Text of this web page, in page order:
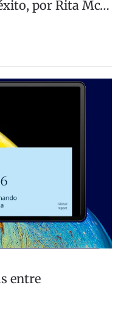
por Rita Mc…
entre